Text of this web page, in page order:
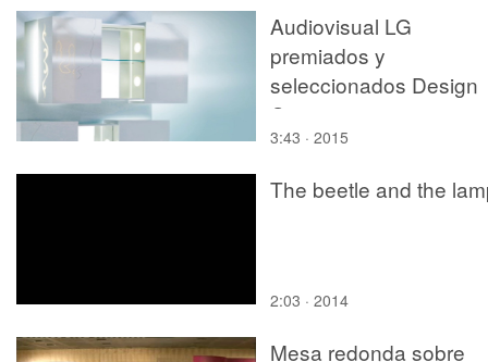
Audiovisual LG
premiados y
seleccionados Design
Contest
3:43 · 2015
The beetle and the
2:03 · 2014
Mesa redonda sobre